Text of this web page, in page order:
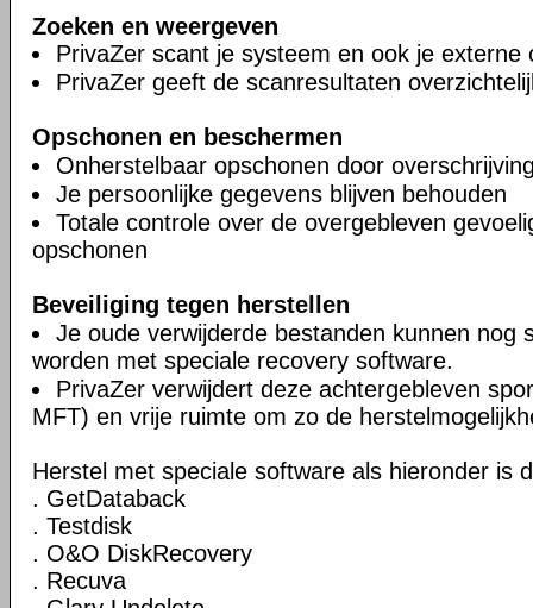
Zoeken en weergeven
PrivaZer scant je systeem en ook je externe
PrivaZer geeft de scanresultaten
Opschonen en beschermen
Onherstelbaar opschonen door
Je persoonlijke gegevens blijven behouden
Totale controle over de overgebleven
opschonen
Beveiliging tegen herstellen
Je oude verwijderde bestanden kunnen nog
worden met speciale recovery software.
PrivaZer verwijdert deze achtergebleven
MFT) en vrije ruimte om zo de
Herstel met speciale software als hieronder is
. GetDataback
. Testdisk
. O&O DiskRecovery
. Recuva